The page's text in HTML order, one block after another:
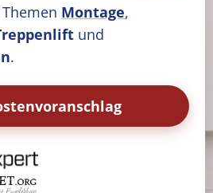
Montage,
und
.